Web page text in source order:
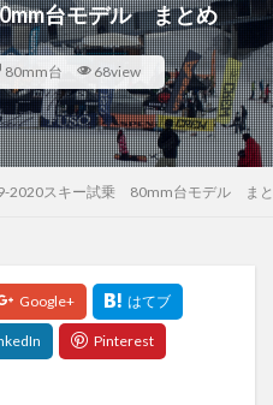
台モデル まとめ
80mm台 68view
2020スキー試乗 80mm台モデル ま